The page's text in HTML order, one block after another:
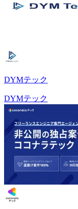
DYMテック
DYMテック